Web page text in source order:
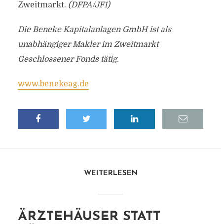
Zweitmarkt. (DFPA/JF1)
Die Beneke Kapitalanlagen GmbH ist als
unabhängiger Makler im Zweitmarkt
Geschlossener Fonds tätig.
www.benekeag.de
WEITERLESEN
ÄRZTEHÄUSER STATT